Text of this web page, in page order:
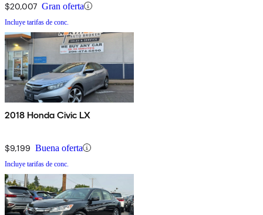
$20,007 Gran oferta
Incluye tarifas de conc.
2018 Honda Civic LX
$9,199 Buena oferta
Incluye tarifas de conc.